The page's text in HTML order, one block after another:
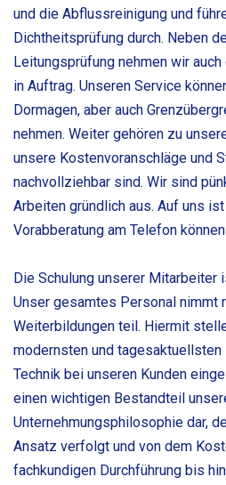
und die Abflussreinigung und
Dichtheitsprüfung durch. Neben
Leitungsprüfung nehmen wir
in Auftrag. Unseren Service
Dormagen, aber auch
nehmen. Weiter gehören zu
unsere Kostenvoranschläge und
nachvollziehbar sind. Wir sind
Arbeiten gründlich aus. Auf uns
Vorabberatung am Telefon
Die Schulung unserer Mitarbeiter
Unser gesamtes Personal nimmt
Weiterbildungen teil. Hiermit
modernsten und
Technik bei unseren Kunden
einen wichtigen Bestandteil
Unternehmungsphilosophie dar,
Ansatz verfolgt und von dem
fachkundigen Durchführung bis